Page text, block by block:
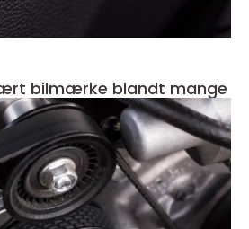
bilmærke blandt mange